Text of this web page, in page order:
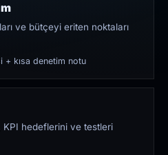
ve bütçeyi eriten noktaları
+ kısa denetim notu
KPI hedeflerini ve testleri